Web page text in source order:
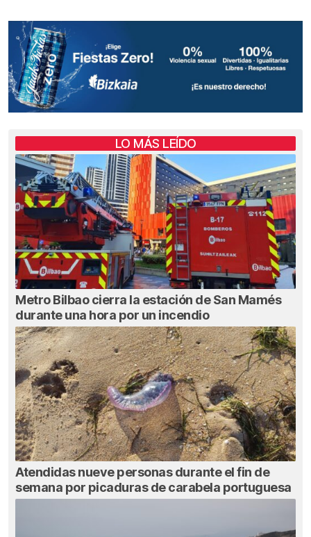
LO MÁS LEÍDO
Metro Bilbao cierra la estación de San Mamés
durante una hora por un incendio
Atendidas nueve personas durante el fin de
semana por picaduras de carabela portuguesa